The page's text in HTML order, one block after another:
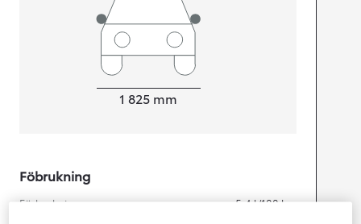
1 825 mm
Föbrukning
Förbrukning 5,4 l/100 km